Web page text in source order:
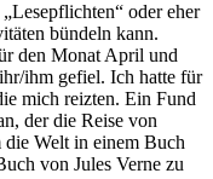
oder eher
bündeln kann.
den Monat April und
ihm gefiel. Ich hatte für
mich reizten. Ein Fund
der die Reise von
Welt in einem Buch
von Jules Verne zu